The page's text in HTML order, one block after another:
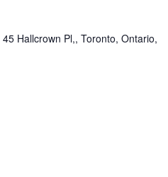
45 Hallcrown Pl,, Toronto, Ontario,